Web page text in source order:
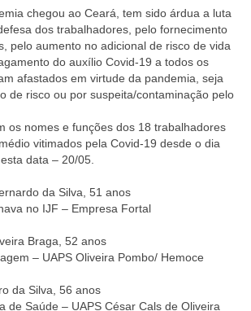
chegou ao Ceará, tem sido árdua a luta
dos trabalhadores, pelo fornecimento
pelo aumento no adicional de risco de vida
do auxílio Covid-19 a todos os
afastados em virtude da pandemia, seja
de risco ou por suspeita/contaminação pelo
os nomes e funções dos 18 trabalhadores
vitimados pela Covid-19 desde o dia
data – 20/05.
da Silva, 51 anos
no IJF – Empresa Fortal
Braga, 52 anos
– UAPS Oliveira Pombo/ Hemoce
da Silva, 56 anos
de Saúde – UAPS César Cals de Oliveira